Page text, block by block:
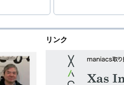
リンク